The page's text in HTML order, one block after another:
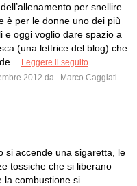
per snellire
è per le donne uno dei più
e oggi voglio dare spazio a
(una lettrice del blog) che
Leggere il seguito
2012 da
Marco Caggiati
si accende una sigaretta, le
tossiche che si liberano
la combustione si